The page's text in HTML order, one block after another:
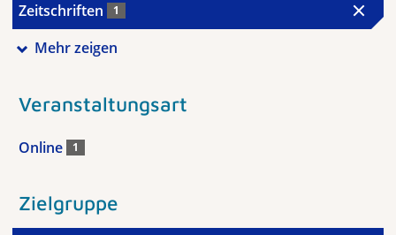
Zeitschriften 1
Mehr zeigen
Veranstaltungsart
Online 1
Zielgruppe